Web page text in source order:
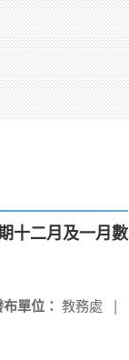
十二月及一月數
單位： 教務處 |